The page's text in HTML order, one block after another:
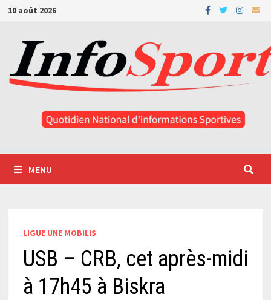
Passer
contenu
10 août 2026
MENU
LIGUE UNE MOBILIS
USB – CRB, cet après-midi
à 17h45 à Biskra